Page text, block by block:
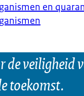
en
de veiligheid
toekomst.